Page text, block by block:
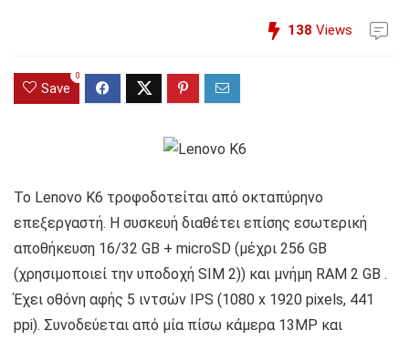
138 Views
Save
0
Το Lenovo K6 τροφοδοτείται από οκταπύρηνο
επεξεργαστή. Η συσκευή διαθέτει επίσης εσωτερική
αποθήκευση 16/32 GB + microSD (μέχρι 256 GB
(χρησιμοποιεί την υποδοχή SIM 2)) και μνήμη RAM 2 GB .
Έχει οθόνη αφής 5 ιντσών IPS (1080 x 1920 pixels, 441
ppi). Συνοδεύεται από μία πίσω κάμερα 13MP και